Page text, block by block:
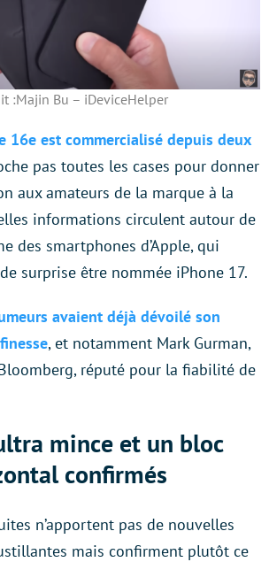
:Majin Bu – iDeviceHelper
16e est commercialisé depuis deux
pas toutes les cases pour donner
aux amateurs de la marque à la
informations circulent autour de
des smartphones d’Apple, qui
surprise être nommée iPhone 17.
avaient déjà dévoilé son
, et notamment Mark Gurman,
réputé pour la fiabilité de
mince et un bloc
confirmés
n’apportent pas de nouvelles
mais confirment plutôt ce